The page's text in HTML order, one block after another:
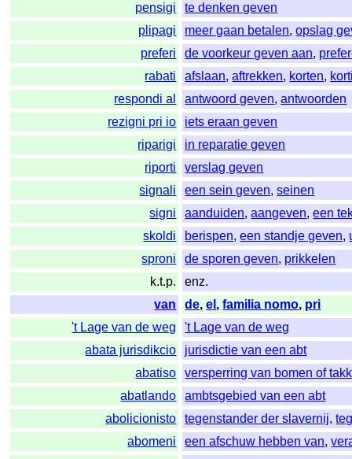
pensigi
te denken geven
plipagi
meer gaan betalen,opslag
preferi
de voorkeur geven aan,
rabati
afslaan,aftrekken, korten,
respondi al
antwoord geven,antwoorden
rezigni pri io
iets eraan geven
riparigi
in reparatie geven
riporti
verslag geven
signali
een sein geven,seinen
signi
aanduiden,aangeven,een
skoldi
berispen,een standje geven,
sproni
de sporen geven, prikkelen
k.t.p.
enz.
van
de,el ,familia nomo, pri
't Lage van de weg
't Lage van de weg
abata jurisdikcio
jurisdictie van een abt
abatiso
versperring van bomen of
abatlando
ambtsgebied van een abt
abolicionisto
tegenstander der slavernij,
abomeni
een afschuw hebben van,